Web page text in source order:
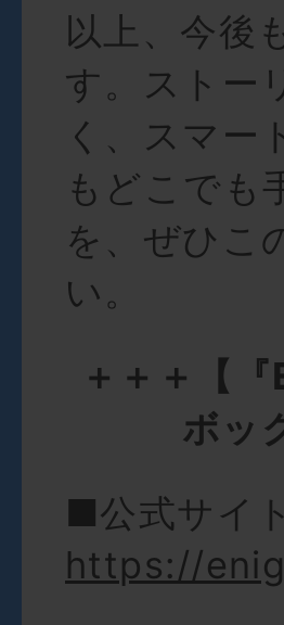
以上、今後
す。ストー
く、スマー
もどこでも
を、ぜひこ
い。
＋＋＋【
ボッ
■公式サイト
https://